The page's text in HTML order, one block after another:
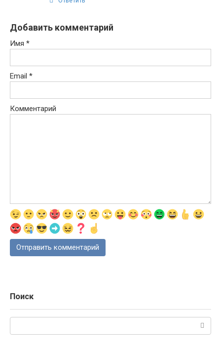
Добавить комментарий
Имя *
Email *
Комментарий
Поиск